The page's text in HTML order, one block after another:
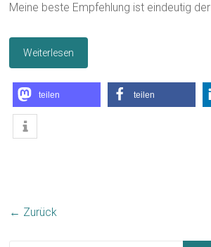
Meine beste Empfehlung ist eindeutig der
Weiterlesen
teilen teilen
← Zurück